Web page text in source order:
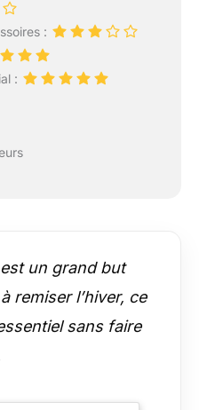
:
:
un grand but
remiser l’hiver, ce
sans faire